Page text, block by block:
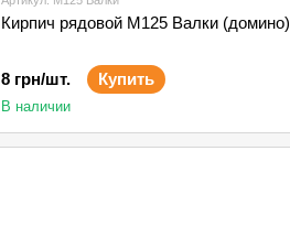
Кирпич рядовой М125 Валки (домино)
8 грн/шт. Купить
В наличии